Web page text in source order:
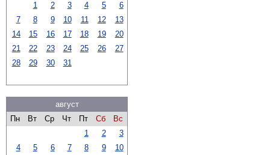
1
2 3 4 5
6
7
8 9 10 11 12
13
14
15 16 17 18 19
20
21
22 23 24 25 26
27
28
29 30 31
август
Пн
Вт Ср Чт Пт Сб
Вс
1
2
3
4
5 6 7 8 9
10